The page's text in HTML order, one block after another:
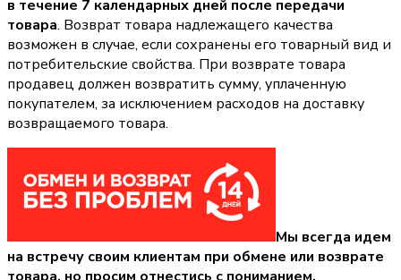
в течение 7 календарных дней после передачи
товара. Возврат товара надлежащего качества
возможен в случае, если сохранены его товарный вид и
потребительские свойства. При возврате товара
продавец должен возвратить сумму, уплаченную
покупателем, за исключением расходов на доставку
возвращаемого товара.
Мы всегда идем
на встречу своим клиентам при обмене или возврате